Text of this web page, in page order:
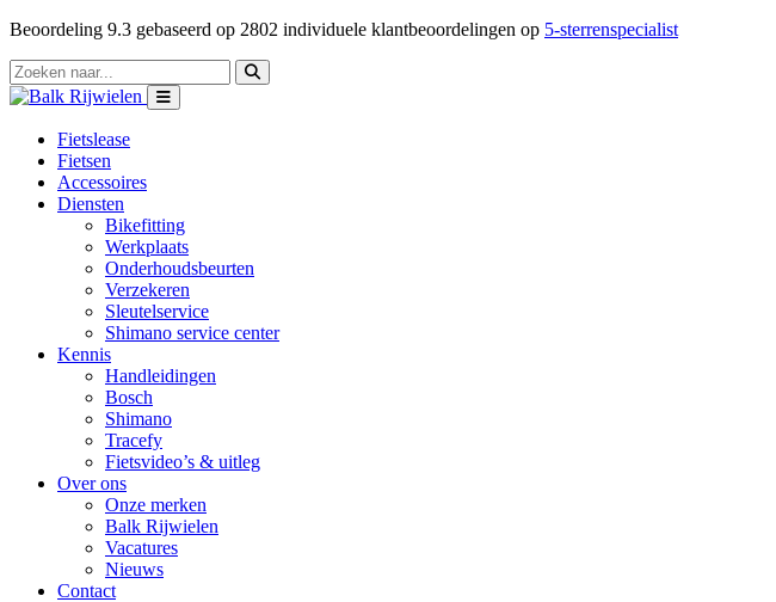
Beoordeling 9.3 gebaseerd op 2802 individuele klantbeoordelingen op 5-sterrenspecialist
Fietslease
Fietsen
Accessoires
Diensten
Bikefitting
Werkplaats
Onderhoudsbeurten
Verzekeren
Sleutelservice
Shimano service center
Kennis
Handleidingen
Bosch
Shimano
Tracefy
Fietsvideo’s & uitleg
Over ons
Onze merken
Balk Rijwielen
Vacatures
Nieuws
Contact